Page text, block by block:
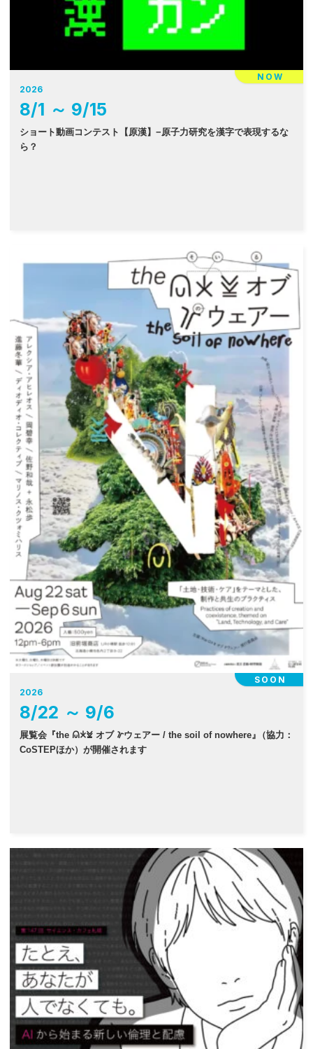
NOW
2026
8/1 ～ 9/15
ショート動画コンテスト【原漢】−原子力研究を漢字で表現するな
ら？
SOON
2026
8/22 ～ 9/6
展覧会『the 𐠫𐠂𐠓 オブ 𐠜ウェアー / the soil of nowhere 』
（協力：
CoSTEPほか）が開催されます